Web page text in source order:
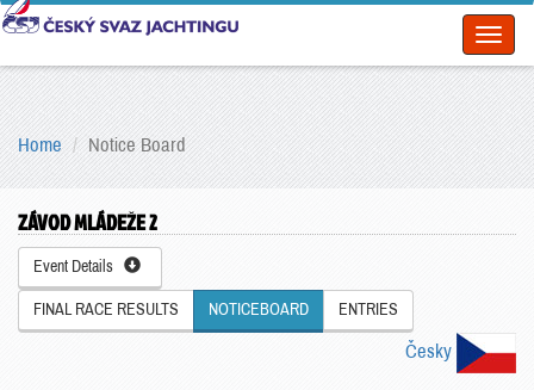
Home Notice Board
ZÁVOD MLÁDEŽE 2
Event Details
FINAL RACE RESULTS NOTICEBOARD ENTRIES
Česky